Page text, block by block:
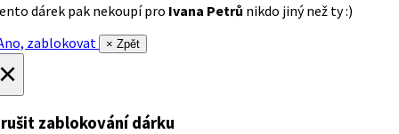
dárek pak nekoupí pro Ivana Petrů nikdo jiný než ty :)
zablokovat
× Zpět
zablokování dárku